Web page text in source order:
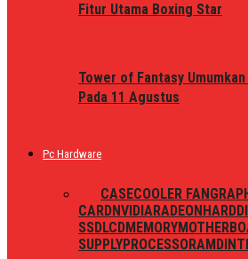
Fitur Utama Boxing Star
Tower of Fantasy
Pada 11 Agustus
Pc Hardware
CASECOOLER FAN
CARDNVIDIARADEON
SSDLCDMEMORY
SUPPLYPROCESSORAMD